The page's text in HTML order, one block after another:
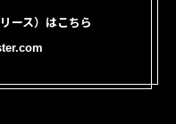
ース）はこちら